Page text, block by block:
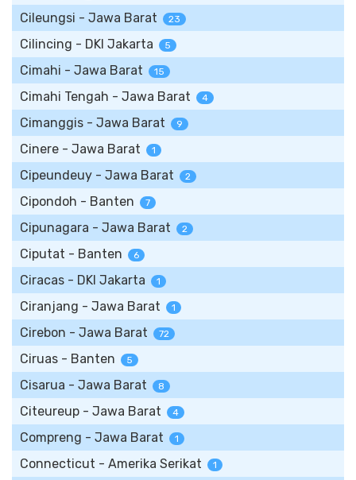
Cileungsi - Jawa Barat 23
Cilincing - DKI Jakarta 5
Cimahi - Jawa Barat 15
Cimahi Tengah - Jawa Barat 4
Cimanggis - Jawa Barat 9
Cinere - Jawa Barat 1
Cipeundeuy - Jawa Barat 2
Cipondoh - Banten 7
Cipunagara - Jawa Barat 2
Ciputat - Banten 6
Ciracas - DKI Jakarta 1
Ciranjang - Jawa Barat 1
Cirebon - Jawa Barat 72
Ciruas - Banten 5
Cisarua - Jawa Barat 8
Citeureup - Jawa Barat 4
Compreng - Jawa Barat 1
Connecticut - Amerika Serikat 1